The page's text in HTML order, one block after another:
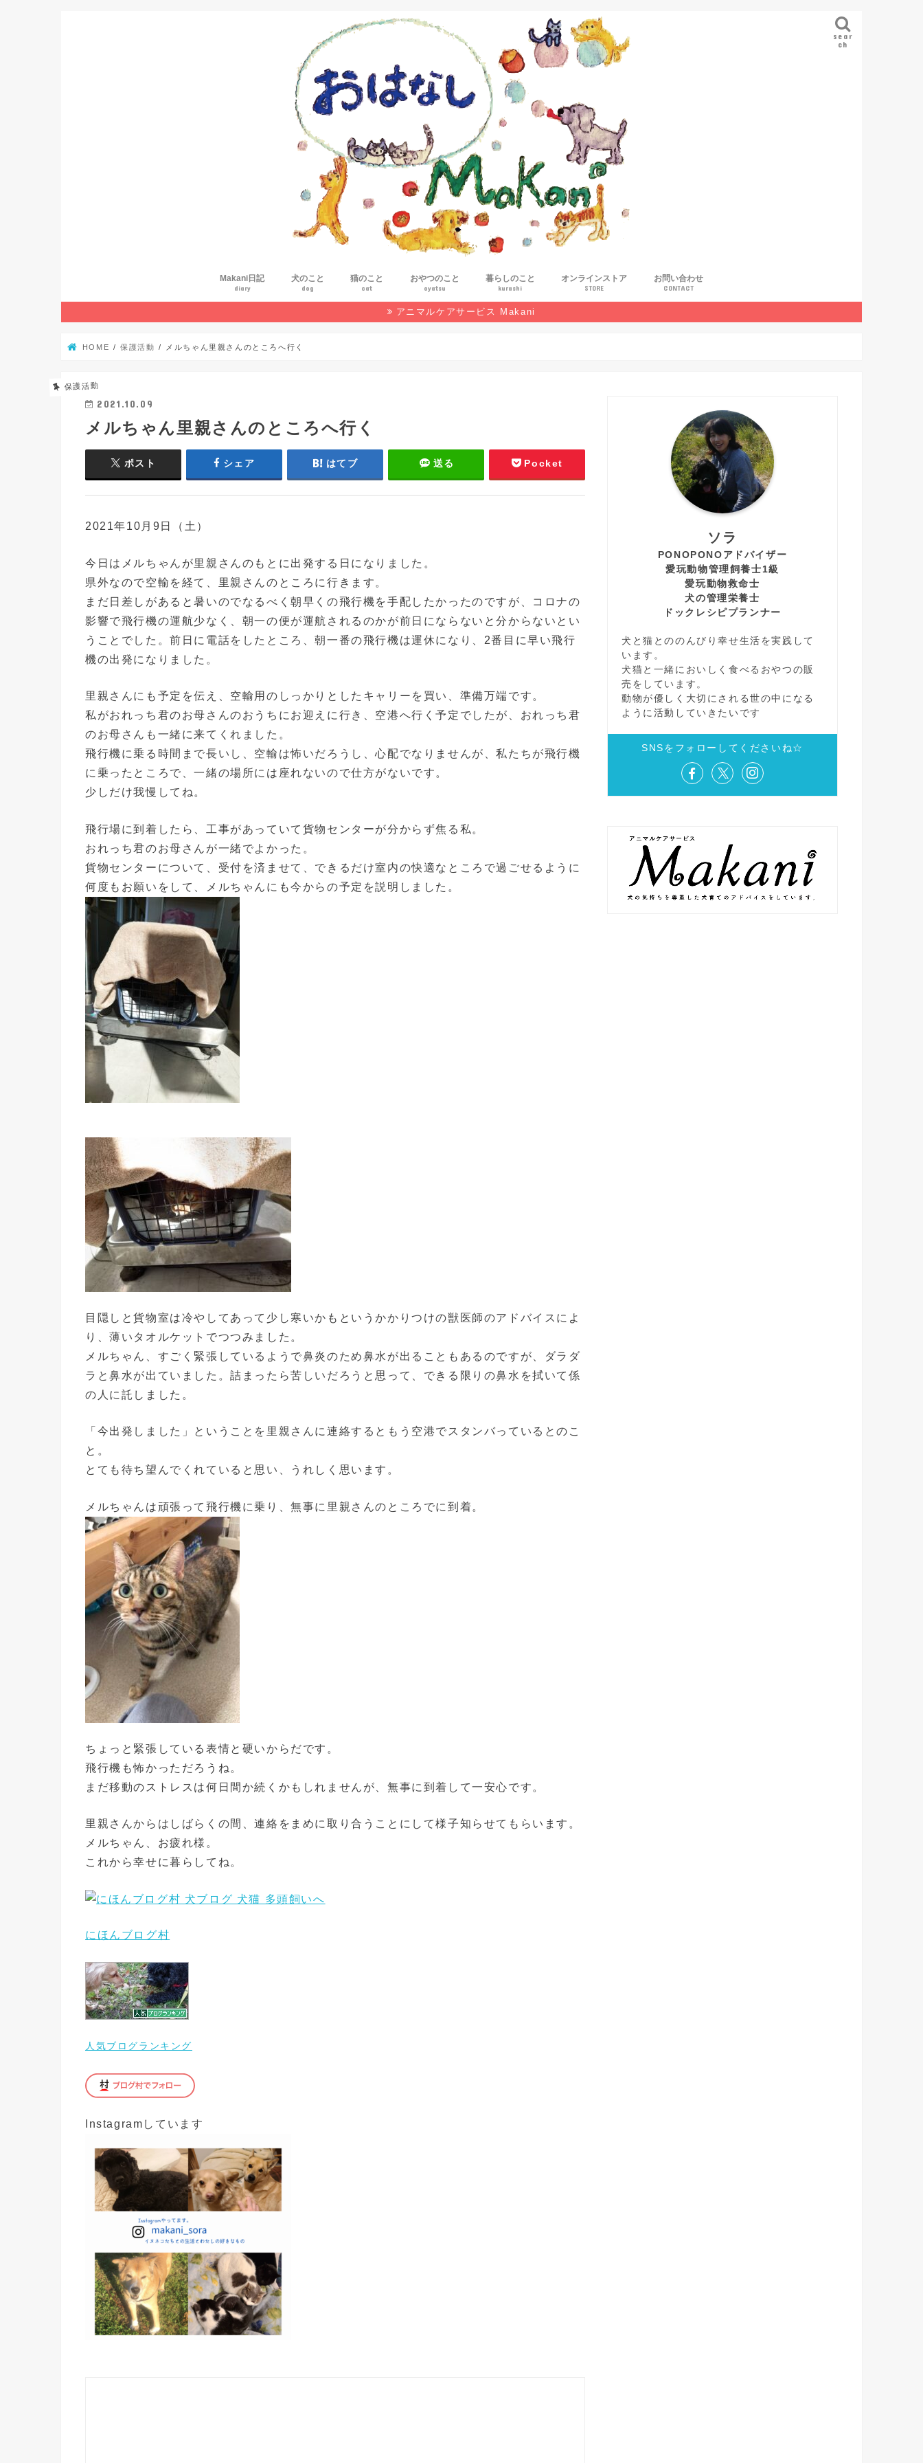
sear
ch
Makani日記
diary
犬のこと
dog
猫のこと
cat
おやつのこと
oyatsu
暮らしのこと
kurashi
野生生物
マンガ
本の感想
環境
オンラインストア
STORE
お問い合わせ
CONTACT
アニマルケアサービス Makani
HOME 保護活動 メルちゃん里親さんのところへ行く
保護活動
2021.10.09
メルちゃん里親さんのところへ行く
ポスト シェア はてブ 送る Pocket
2021年10月9日（土）
今日はメルちゃんが里親さんのもとに出発する日になりました。
県外なので空輸を経て、里親さんのところに行きます。
まだ日差しがあると暑いのでなるべく朝早くの飛行機を手配したかったのですが、コロナの
影響で飛行機の運航少なく、朝一の便が運航されるのかが前日にならないと分からないとい
うことでした。前日に電話をしたところ、朝一番の飛行機は運休になり、2番目に早い飛行
機の出発になりました。
里親さんにも予定を伝え、空輸用のしっかりとしたキャリーを買い、準備万端です。
私がおれっち君のお母さんのおうちにお迎えに行き、空港へ行く予定でしたが、おれっち君
のお母さんも一緒に来てくれました。
飛行機に乗る時間まで長いし、空輸は怖いだろうし、心配でなりませんが、私たちが飛行機
に乗ったところで、一緒の場所には座れないので仕方がないです。
少しだけ我慢してね。
飛行場に到着したら、工事があっていて貨物センターが分からず焦る私。
おれっち君のお母さんが一緒でよかった。
貨物センターについて、受付を済ませて、できるだけ室内の快適なところで過ごせるように
何度もお願いをして、メルちゃんにも今からの予定を説明しました。
目隠しと貨物室は冷やしてあって少し寒いかもというかかりつけの獣医師のアドバイスによ
り、薄いタオルケットでつつみました。
メルちゃん、すごく緊張しているようで鼻炎のため鼻水が出ることもあるのですが、ダラダ
ラと鼻水が出ていました。詰まったら苦しいだろうと思って、できる限りの鼻水を拭いて係
の人に託しました。
「今出発しました」ということを里親さんに連絡するともう空港でスタンバっているとのこ
と。
とても待ち望んでくれていると思い、うれしく思います。
メルちゃんは頑張って飛行機に乗り、無事に里親さんのところでに到着。
ちょっと緊張している表情と硬いからだです。
飛行機も怖かっただろうね。
まだ移動のストレスは何日間か続くかもしれませんが、無事に到着して一安心です。
里親さんからはしばらくの間、連絡をまめに取り合うことにして様子知らせてもらいます。
メルちゃん、お疲れ様。
これから幸せに暮らしてね。
にほんブログ村
人気ブログランキング
Instagramしています
ソラ
PONOPONOアドバイザー
愛玩動物管理飼養士1級
愛玩動物救命士
犬の管理栄養士
ドックレシピプランナー
犬と猫とののんびり幸せ生活を実践して
います。
犬猫と一緒においしく食べるおやつの販
売をしています。
動物が優しく大切にされる世の中になる
ように活動していきたいです
SNSをフォローしてくださいね☆